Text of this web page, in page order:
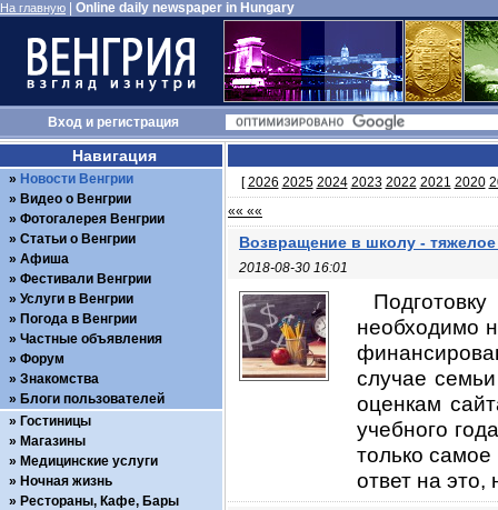
На главную Online daily newspaper in Hungary
Входи регистрация
[2026 2025 2024 2023 2022 2021 2020
«« ««
Возвращение в школу -
2018-08-30 16:01
необходимо
случае
оценкам
учебного
только
ответ на
Навигация
Новости Венгрии
Видео о Венгрии
Фотогалерея Венгрии
Статьи о Венгрии
Афиша
Фестивали Венгрии
Услуги в Венгрии
Погода в Венгрии
Частные объявления
Форум
Знакомства
Блоги пользователей
Гостиницы
Магазины
Медицинские услуги
Ночная жизнь
Рестораны, Кафе, Бары